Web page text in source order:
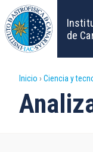
Pasar
al
contenido
principal
de
enlaces
Inicio Ciencia y